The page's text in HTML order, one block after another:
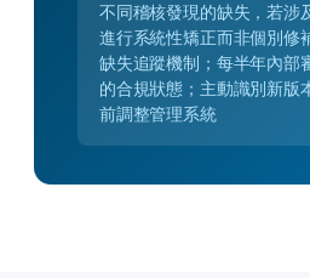
不同稽核發現的缺失，若涉
進行系統性矯正而非個別修
缺失追蹤機制；每半年內部
的合規狀態；主動識別新版
前調整管理系統